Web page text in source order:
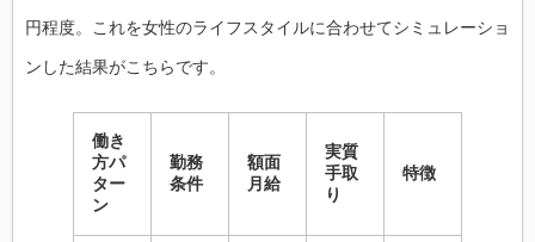
円程度。これを女性のライフスタイルに合わせてシミュレーショ
ンした結果がこちらです。
働き
方パ
ター
ン
勤務
条件
額面
月給
実質
手取
り
特徴